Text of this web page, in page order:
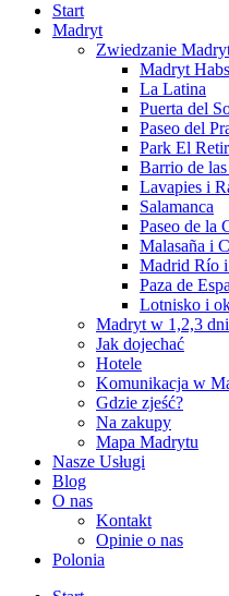
Start
Madryt
Zwiedzanie
Madryt
La Latina
Puerta del
Paseo del
Park El
Barrio de
Lavapies i
Salamanca
Paseo de la
Malasaña i
Madrid Río i
Paza de
Lotnisko i
Madryt w 1,2,3 dni
Jak dojechać
Hotele
Komunikacja w
Gdzie zjeść?
Na zakupy
Mapa Madrytu
Nasze Usługi
Blog
O nas
Kontakt
Opinie o nas
Polonia